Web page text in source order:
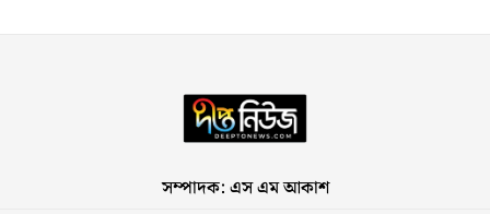
সম্পাদক: এস এম আকাশ